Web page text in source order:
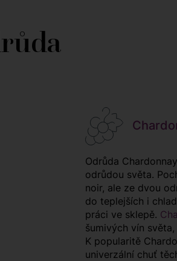
Odrůda
odrůdou světa.
noir, ale ze dvou
do teplejších i
práci ve sklepě.
šumivých vín
K popularitě
univerzální chuť